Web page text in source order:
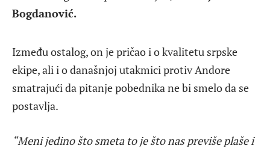
Bogdanović.
Između ostalog, on je pričao i o kvalitetu srpske
ekipe, ali i o današnjoj utakmici protiv Andore
smatrajući da pitanje pobednika ne bi smelo da se
postavlja.
“Meni jedino što smeta to je što nas previše plaše i